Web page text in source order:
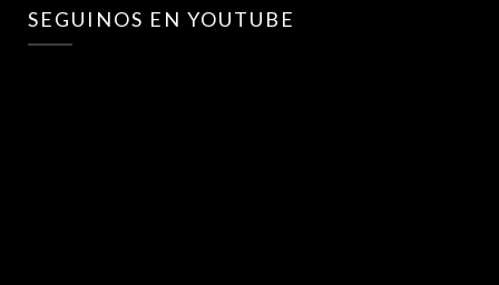
SEGUINOS EN YOUTUBE